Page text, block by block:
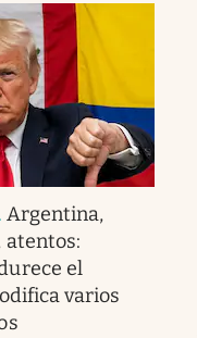
. Argentina,
atentos:
el
varios